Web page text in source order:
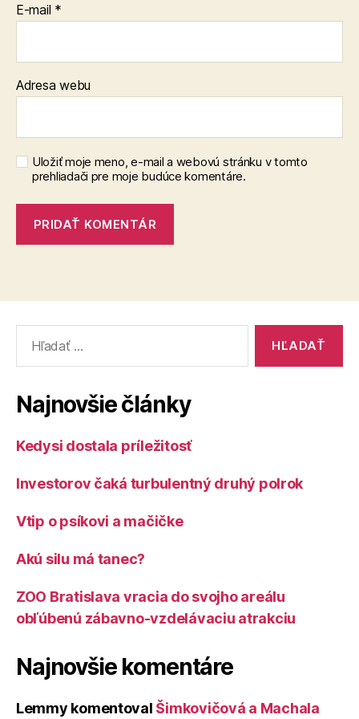
E-mail *
Adresa webu
Uložiť moje meno, e-mail a webovú stránku v tomto
prehliadači pre moje budúce komentáre.
Najnovšie články
Kedysi dostala príležitosť
Investorov čaká turbulentný druhý polrok
Vtip o psíkovi a mačičke
Akú silu má tanec?
ZOO Bratislava vracia do svojho areálu
obľúbenú zábavno-vzdelávaciu atrakciu
Najnovšie komentáre
Lemmy komentoval Šimkovičová a Machala